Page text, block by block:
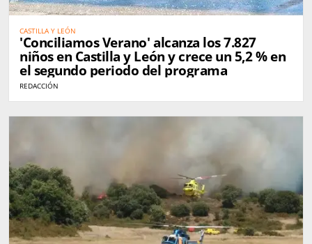
CASTILLA Y LEÓN
'Conciliamos Verano' alcanza los 7.827
niños en Castilla y León y crece un 5,2 % en
el segundo periodo del programa
REDACCIÓN